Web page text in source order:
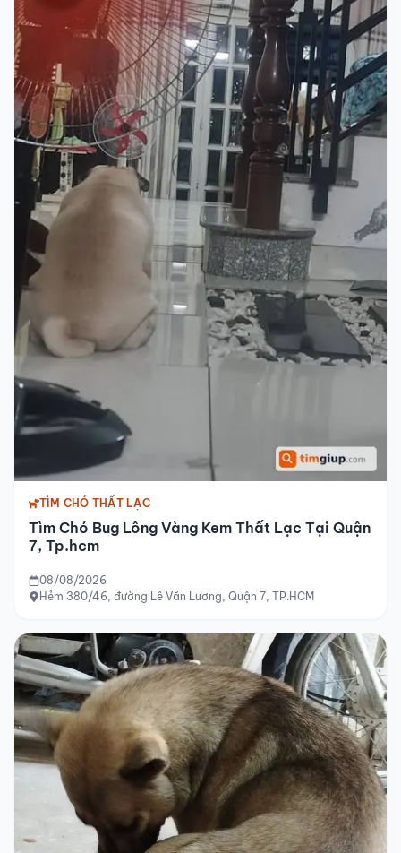
TÌM CHÓ THẤT LẠC
Tìm Chó Bug Lông Vàng Kem Thất Lạc Tại Quận
7, Tp.hcm
08/08/2026
Hẻm 380/46, đường Lê Văn Lương, Quận 7, TP.HCM